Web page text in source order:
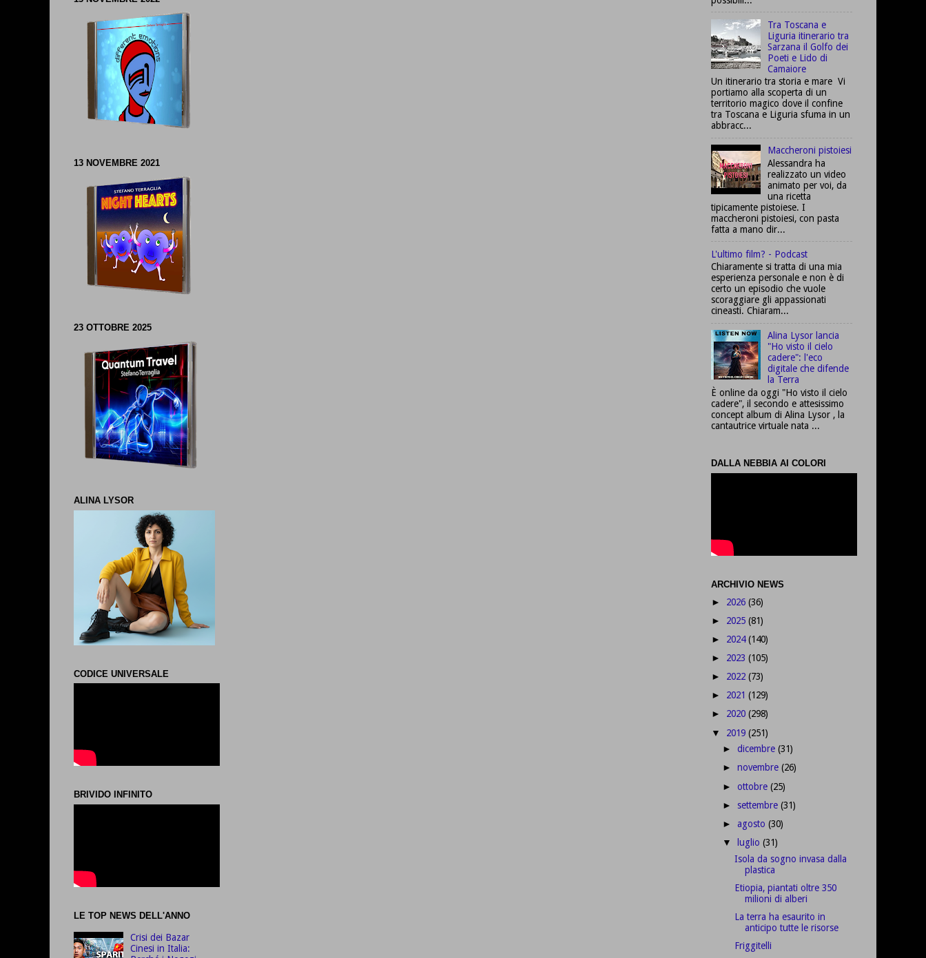
13 NOVEMBRE 2021
23 OTTOBRE 2025
ALINA LYSOR
CODICE UNIVERSALE
BRIVIDO INFINITO
LE TOP NEWS DELL'ANNO
Crisi dei Bazar
Cinesi in Italia:
Tra Toscana e
Liguria itinerario tra
Sarzana il Golfo dei
Poeti e Lido di
Camaiore
Un itinerario tra storia e mare Vi
portiamo alla scoperta di un
territorio magico dove il confine
tra Toscana e Liguria sfuma in un
abbracc...
Maccheroni pistoiesi
Alessandra ha
realizzato un video
animato per voi, da
una ricetta
tipicamente pistoiese. I
maccheroni pistoiesi, con pasta
fatta a mano dir...
L'ultimo film? - Podcast
Chiaramente si tratta di una mia
esperienza personale e non è di
certo un episodio che vuole
scoraggiare gli appassionati
cineasti. Chiaram...
Alina Lysor lancia
"Ho visto il cielo
cadere": l'eco
digitale che difende
la Terra
È online da oggi "Ho visto il cielo
cadere", il secondo e attesissimo
concept album di Alina Lysor , la
cantautrice virtuale nata ...
DALLA NEBBIA AI COLORI
ARCHIVIO NEWS
► 2026 (36)
► 2025 (81)
► 2024(140)
► 2023 (105)
► 2022 (73)
► 2021 (129)
► 2020 (298)
▼ 2019 (251)
►dicembre(31)
►novembre(26)
►ottobre(25)
► settembre(31)
►agosto(30)
▼ luglio(31)
Isola da sogno invasa dalla
plastica
Etiopia, piantati oltre 350
milioni di alberi
La terra ha esaurito in
anticipo tutte le risorse
Friggitelli